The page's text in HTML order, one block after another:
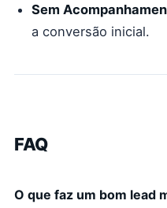
Sem
a conversão inicial.
FAQ
O que faz um bom lead